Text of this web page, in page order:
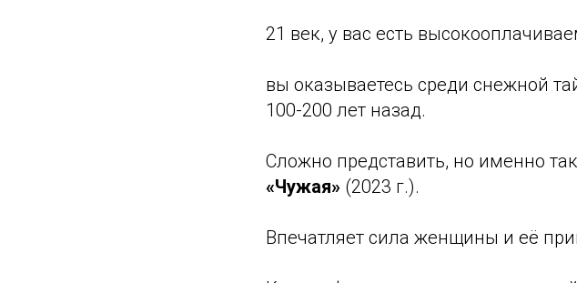
21 век, у вас есть
вы оказываетесь среди снежной
100-200 лет назад.
Сложно представить, но именно
«Чужая» (2023 г.).
Впечатляет сила женщины и её